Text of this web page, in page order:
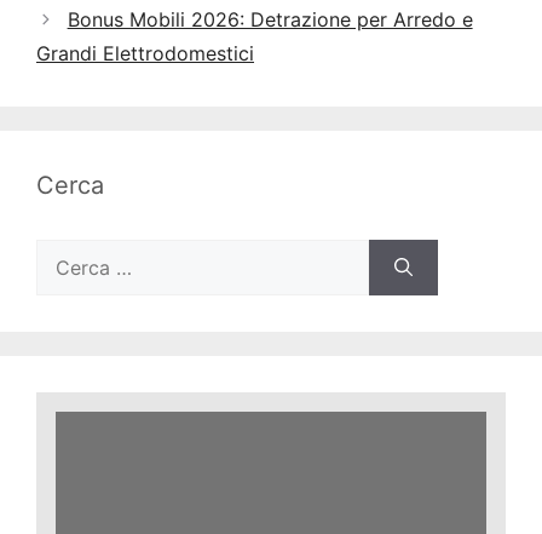
Bonus Mobili 2026: Detrazione per Arredo e
Grandi Elettrodomestici
Cerca
per: